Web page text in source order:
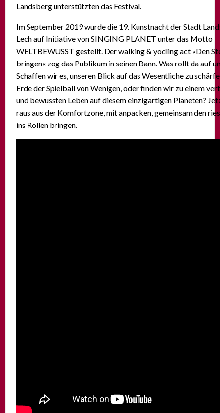
Landsberg unterstützten das Festival.
Im September 2019 wurde die 19. Kunstnacht der Stadt
Lech auf Initiative von SINGING PLANET unter das Motto
WELTBEWUSST gestellt. Der walking & yodling act »Den
bringen« zog das Publikum in seinen Bann. Was rollt da auf
Schaffen wir es, unseren Blick auf das Wesentliche zu
Erde der Spielball von Wenigen, oder finden wir zu einem
und bewussten Leben auf diesem einzigartigen Planeten?
raus aus der Komfortzone, mit anpacken, gemeinsam den
ins Rollen bringen.